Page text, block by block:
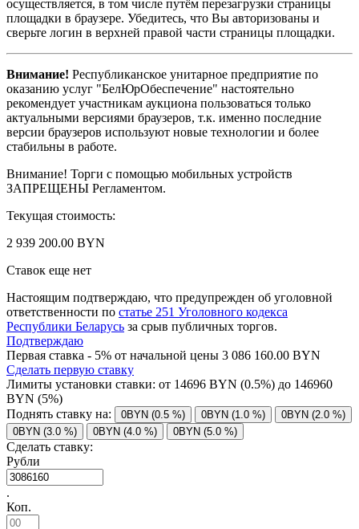
осуществляется, в том числе путём перезагрузки страницы
площадки в браузере. Убедитесь, что Вы авторизованы и
сверьте логин в верхней правой части страницы площадки.
Внимание! Республиканское унитарное предприятие по
оказанию услуг "БелЮрОбеспечение" настоятельно
рекомендует участникам аукциона пользоваться только
актуальными версиями браузеров, т.к. именно последние
версии браузеров используют новые технологии и более
стабильны в работе.
Внимание! Торги с помощью мобильных устройств
ЗАПРЕЩЕНЫ Регламентом.
Текущая стоимость:
2 939 200.00 BYN
Ставок еще нет
Настоящим подтверждаю, что предупрежден об уголовной
ответственности по статье 251 Уголовного кодекса
Республики Беларусь за срыв публичных торгов.
Подтверждаю
Первая ставка - 5% от начальной цены 3 086 160.00 BYN
Сделать первую ставку
Лимиты установки ставки: от 14696 BYN (0.5%) до 146960
BYN (5%)
Поднять ставку на:
0BYN (0.5 %) 0BYN (1.0 %)
0BYN (2.0 %)
0BYN (3.0 %)
0BYN (4.0 %) 0BYN (5.0 %)
Сделать ставку:
Рубли
.
Коп.